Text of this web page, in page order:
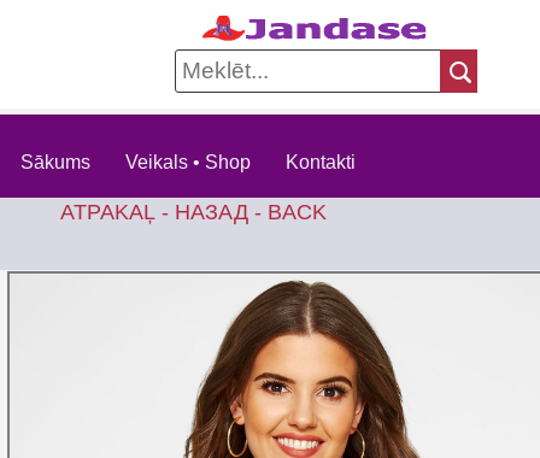
Sākums Veikals • Shop Kontakti
ATPAKAĻ - НАЗАД - BACK